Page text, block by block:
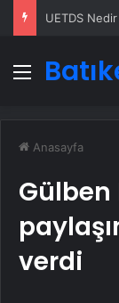
Menü
Anasayfa
Gülben
verdi